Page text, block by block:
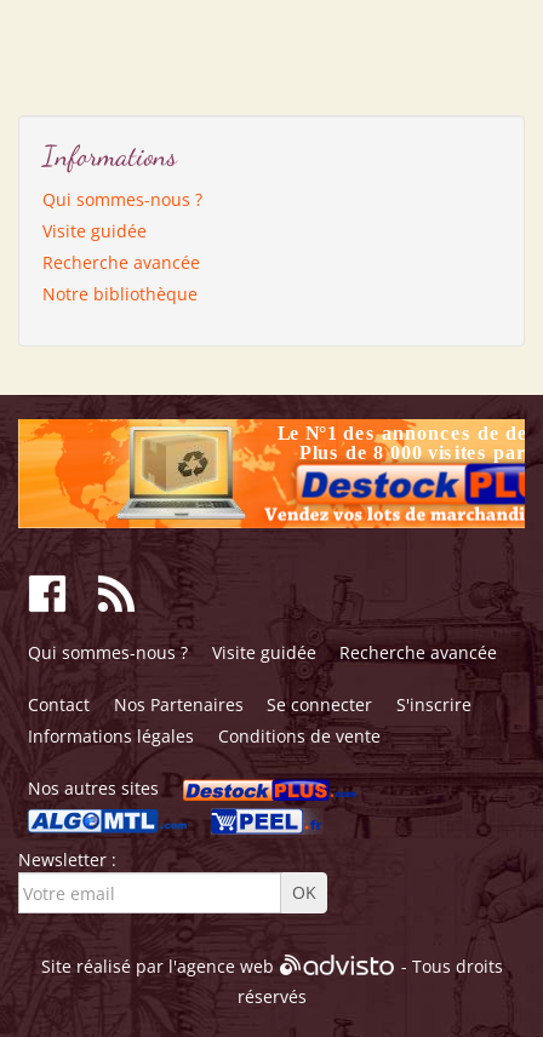
Informations
Qui sommes-nous ?
Visite guidée
Recherche avancée
Notre bibliothèque
Qui sommes-nous ? Visite guidée Recherche avancée
Contact Nos Partenaires Se connecter
S'inscrire
Informations légales
Conditions de vente
Nos autres sites
Newsletter :
Site réalisé par l'agence web
- Tous droits
réservés